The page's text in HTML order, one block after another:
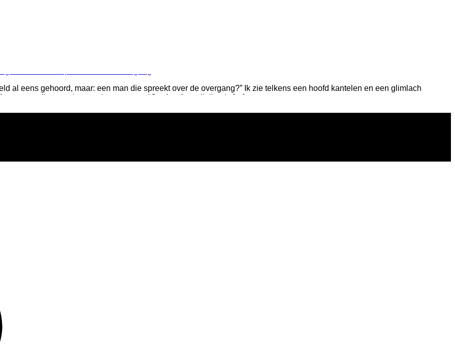
al eens gehoord, maar: een man die spreekt over de overgang?” Ik zie telkens een hoofd kantelen en een glimlach
man die spreekt over de overgang. “Geef toe” zeg ik “het is […]